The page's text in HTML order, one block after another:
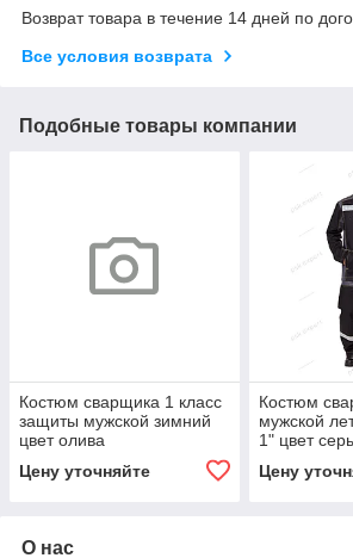
Возврат товара в течение 14 дней по
Все условия возврата
Подобные товары компании
Костюм сварщика 1 класс
защиты мужской зимний
цвет олива
Цену уточняйте
Костюм
мужской
1" цвет
Цену
О нас